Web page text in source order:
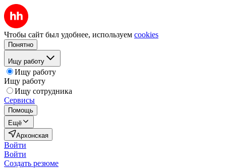
Чтобы сайт был удобнее, используем cookies
Понятно
Ищу работу
Ищу работу
Ищу работу
Ищу сотрудника
Сервисы
Помощь
Ещё
Архонская
Войти
Войти
Создать резюме